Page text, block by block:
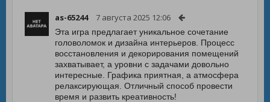
as-65244 7 августа 2025 12:06
Эта игра предлагает уникальное сочетание
головоломок и дизайна интерьеров. Процесс
восстановления и декорирования помещений
захватывает, а уровни с задачами довольно
интересные. Графика приятная, а атмосфера
релаксирующая. Отличный способ провести
время и развить креативность!